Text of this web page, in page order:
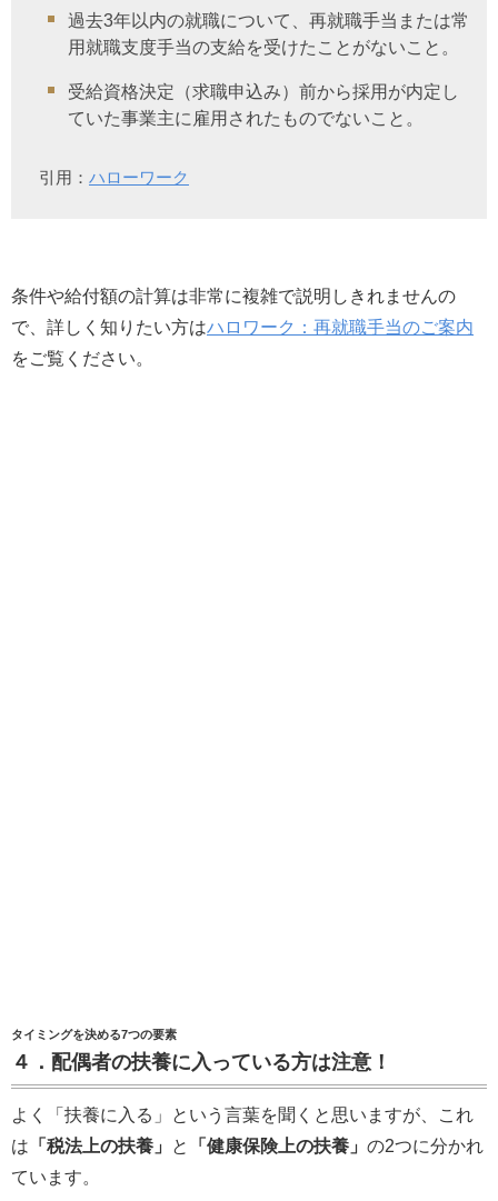
過去3年以内の就職について、再就職手当または常
用就職支度手当の支給を受けたことがないこと。
受給資格決定（求職申込み）前から採用が内定し
ていた事業主に雇用されたものでないこと。
引用： ハローワーク
条件や給付額の計算は非常に複雑で説明しきれませんの
で、詳しく知りたい方はハロワーク：再就職手当のご案内
をご覧ください。
タイミングを決める7つの要素
４．配偶者の扶養に入っている方は注意！
よく「扶養に入る」という言葉を聞くと思いますが、これ
は 「税法上の扶養」 と 「健康保険上の扶養」 の2つに分かれ
ています。